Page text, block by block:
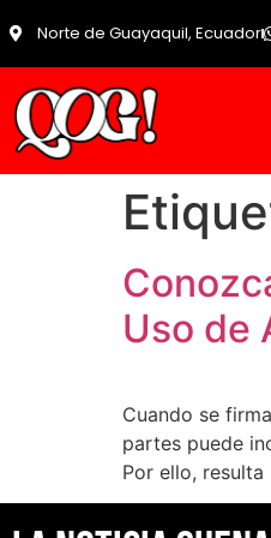
Norte de Guayaquil, Ecuador
Uso de
Cuando se
partes puede
Por ello,